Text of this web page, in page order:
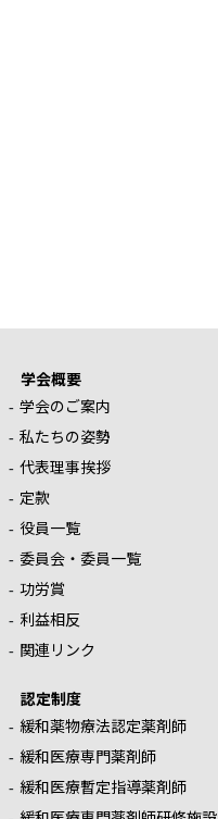
学会概要
学会のご案内
私たちの姿勢
代表理事挨拶
定款
役員一覧
委員会・委員一覧
功労賞
利益相反
関連リンク
認定制度
緩和薬物療法認定薬剤師
緩和医療専門薬剤師
緩和医療暫定指導薬剤師